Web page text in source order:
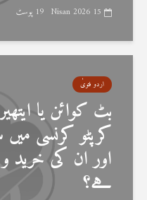
15 Nisan 2026 19 پوسٹ
اردو فتویٰ
بٹ کوائن یا
کرپٹو کرنسی
اور ان کی خرید
ہے؟